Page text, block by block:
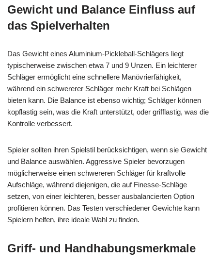
Gewicht und Balance Einfluss auf
das Spielverhalten
Das Gewicht eines Aluminium-Pickleball-Schlägers liegt
typischerweise zwischen etwa 7 und 9 Unzen. Ein leichterer
Schläger ermöglicht eine schnellere Manövrierfähigkeit,
während ein schwererer Schläger mehr Kraft bei Schlägen
bieten kann. Die Balance ist ebenso wichtig; Schläger können
kopflastig sein, was die Kraft unterstützt, oder grifflastig, was die
Kontrolle verbessert.
Spieler sollten ihren Spielstil berücksichtigen, wenn sie Gewicht
und Balance auswählen. Aggressive Spieler bevorzugen
möglicherweise einen schwereren Schläger für kraftvolle
Aufschläge, während diejenigen, die auf Finesse-Schläge
setzen, von einer leichteren, besser ausbalancierten Option
profitieren können. Das Testen verschiedener Gewichte kann
Spielern helfen, ihre ideale Wahl zu finden.
Griff- und Handhabungsmerkmale